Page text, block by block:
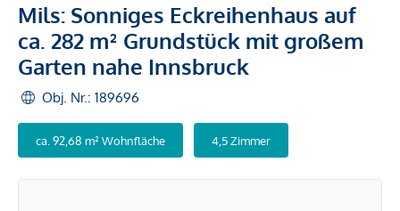
Mils: Sonniges Eckreihenhaus auf
ca. 282 m² Grundstück mit großem
Garten nahe Innsbruck
Obj. Nr.: 189696
ca. 92,68 m² Wohnfläche 4,5 Zimmer